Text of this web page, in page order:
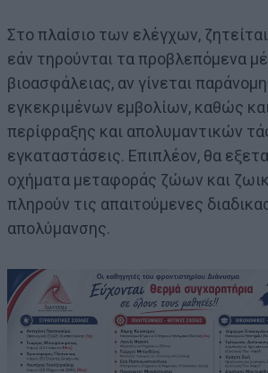
Στο πλαίσιο των ελέγχων,
εάν τηρούνται τα προβλεπόμενα
βιοασφάλειας, αν γίνεται
εγκεκριμένων εμβολίων, καθώς
περίφραξης και απολυμαντικών
εγκαταστάσεις. Επιπλέον, θα
οχήματα μεταφοράς ζώων και
πληρούν τις απαιτούμενες
απολύμανσης.